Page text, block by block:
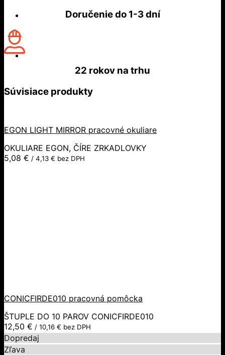
Doručenie do1-3 dní
22 rokov na trhu
Súvisiace produkty
EGON LIGHT MIRROR pracovné okuliare
OKULIARE EGON, ČÍRE ZRKADLOVKY
5,08 € / 4,13 € bez DPH
CONICFIRDE010 pracovná pomôcka
ŠTUPLE DO 10 PAROV CONICFIRDE010
12,50 € / 10,16 € bez DPH
Dopredaj
Zľava